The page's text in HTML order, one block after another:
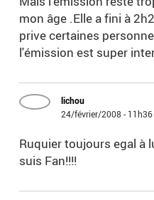
mon âge .Elle a fini à
prive certaines
l'émission est super
lichou
24/février/2008 - 11h36
Ruquier toujours egal à
suis Fan!!!!